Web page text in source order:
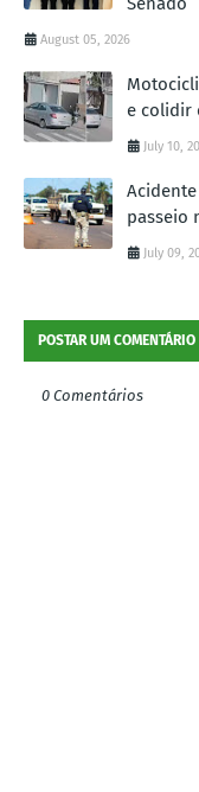
August 05, 2026
e colidir
July 10,
passeio
July 09,
POSTAR UM COMENTÁRIO
0 Comentários